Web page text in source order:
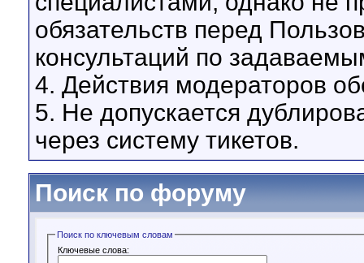
обязательств перед
консультаций по
4. Действия модераторов
5. Не допускается
через систему тикетов.
Поиск по форуму
Поиск по ключевым словам
Ключевые слова: